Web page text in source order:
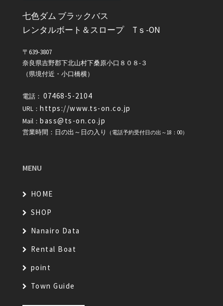
七色ダム ブラックバス
レンタルボート＆スロープ Tｓ-ON
〒639-3807
奈良県吉野郡下北山村下桑原小口８０８-３
（県境付近・小口橋横）
電話： 07468-5-2104
URL： https://www.ts-on.co.jp
Mail： bass@ts-on.co.jp
営業時間：日の出～日の入り （電話予約受付日の出～18：00）
MENU
HOME
SHOP
Nanairo Data
Rental Boat
point
Town Guide